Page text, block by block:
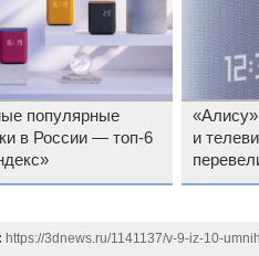
популярные
в России — топ-6
и
модель
https://3dnews.ru/1141137/v-9-iz-10-